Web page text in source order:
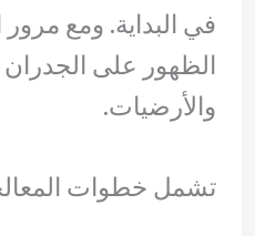
في البداية. ومع مرور
الظهور على
والأرضيات.
تشمل خطوات